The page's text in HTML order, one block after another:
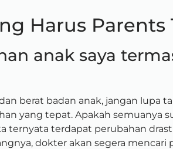
Harus Parents
anak saya
berat badan anak, jangan lupa
yang tepat. Apakah semuanya
ternyata terdapat perubahan
dokter akan segera mencari